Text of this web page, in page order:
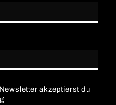
akzeptierst du